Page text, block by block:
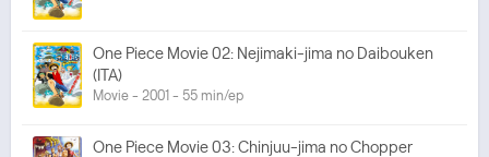
One Piece Movie 02: Nejimaki-jima no Daibouken
(ITA)
Movie - 2001 - 55 min/ep
One Piece Movie 03: Chinjuu-jima no Chopper